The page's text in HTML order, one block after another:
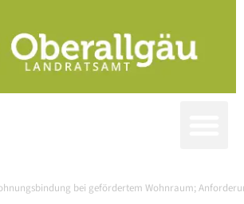
bei gefördertem Wohnraum;